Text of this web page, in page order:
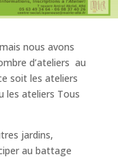
nous avons
d’ateliers au
soit les ateliers
les ateliers Tous
jardins,
au battage